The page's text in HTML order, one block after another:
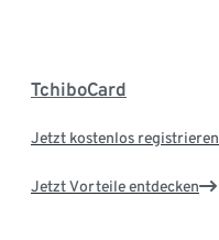
TchiboCard
Jetzt kostenlos registrieren
Jetzt Vorteile entdecken